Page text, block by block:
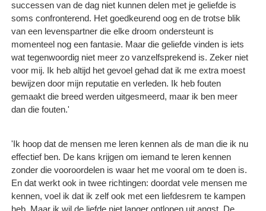
successen van de dag niet kunnen delen met je geliefde is
soms confronterend. Het goedkeurend oog en de trotse blik
van een levenspartner die elke droom ondersteunt is
momenteel nog een fantasie. Maar die geliefde vinden is iets
wat tegenwoordig niet meer zo vanzelfsprekend is. Zeker niet
voor mij. Ik heb altijd het gevoel gehad dat ik me extra moest
bewijzen door mijn reputatie en verleden. Ik heb fouten
gemaakt die breed werden uitgesmeerd, maar ik ben meer
dan die fouten.'
'Ik hoop dat de mensen me leren kennen als de man die ik nu
effectief ben. De kans krijgen om iemand te leren kennen
zonder die vooroordelen is waar het me vooral om te doen is.
En dat werkt ook in twee richtingen: doordat vele mensen me
kennen, voel ik dat ik zelf ook met een liefdesrem te kampen
heb. Maar ik wil de liefde niet langer ontlopen uit angst. De